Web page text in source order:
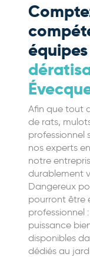
Afin que tout
de rats,
professionnel
nos experts
notre
durablement
Dangereux
pourront être
professionnel
puissance
disponibles
dédiés au